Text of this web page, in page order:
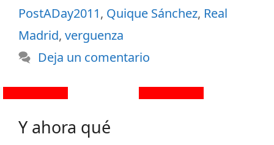
PostADay2011, Quique Sánchez, Real
Madrid, verguenza
Deja un comentario
Y ahora qué